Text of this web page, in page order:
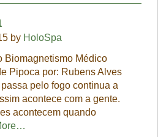
by HoloSpa
Biomagnetismo Médico
Pipoca por: Rubens Alves
pelo fogo continua a
acontece com a gente.
acontecem quando